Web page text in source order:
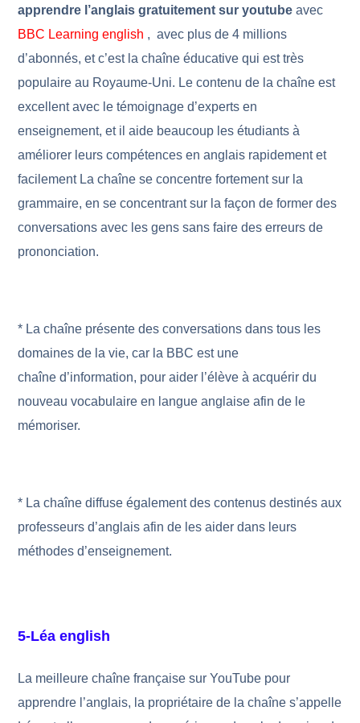
apprendre l’anglais gratuitement sur youtube avec
BBC Learning english , avec plus de 4 millions
d’abonnés, et c’est la chaîne éducative qui est très
populaire au Royaume-Uni. Le contenu de la chaîne est
excellent avec le témoignage d’experts en
enseignement, et il aide beaucoup les étudiants à
améliorer leurs compétences en anglais rapidement et
facilement La chaîne se concentre fortement sur la
grammaire, en se concentrant sur la façon de former des
conversations avec les gens sans faire des erreurs de
prononciation.
* La chaîne présente des conversations dans tous les
domaines de la vie, car la BBC est une
chaîne d’information, pour aider l’élève à acquérir du
nouveau vocabulaire en langue anglaise afin de le
mémoriser.
* La chaîne diffuse également des contenus destinés aux
professeurs d’anglais afin de les aider dans leurs
méthodes d’enseignement.
5-Léa english
La meilleure chaîne française sur YouTube pour
apprendre l’anglais, la propriétaire de la chaîne s’appelle